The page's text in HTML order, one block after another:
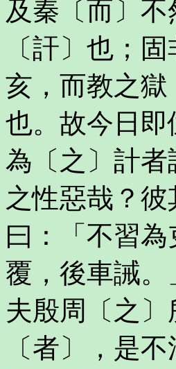
及秦〔而〕
〔訐〕也；
亥，而教之
也。故今日
為〔之〕計
之性惡哉？
曰：「不習
覆，後車誡。
夫殷周〔之
〔者〕，是